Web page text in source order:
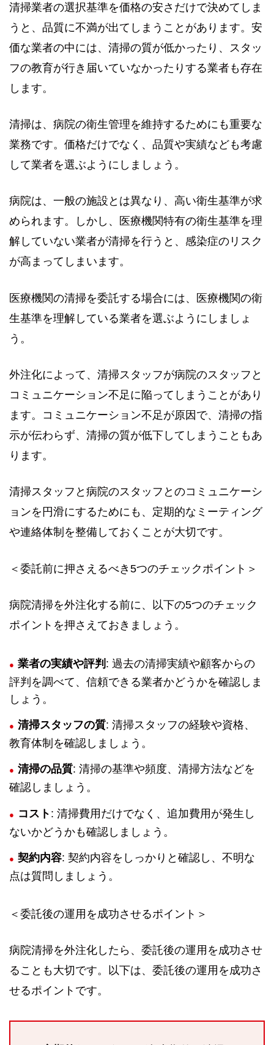
清掃業者の選択基準を価格の安さだけで決めてしま
うと、品質に不満が出てしまうことがあります。安
価な業者の中には、清掃の質が低かったり、スタッ
フの教育が行き届いていなかったりする業者も存在
します。
清掃は、病院の衛生管理を維持するためにも重要な
業務です。価格だけでなく、品質や実績なども考慮
して業者を選ぶようにしましょう。
病院は、一般の施設とは異なり、高い衛生基準が求
められます。しかし、医療機関特有の衛生基準を理
解していない業者が清掃を行うと、感染症のリスク
が高まってしまいます。
医療機関の清掃を委託する場合には、医療機関の衛
生基準を理解している業者を選ぶようにしましょ
う。
外注化によって、清掃スタッフが病院のスタッフと
コミュニケーション不足に陥ってしまうことがあり
ます。コミュニケーション不足が原因で、清掃の指
示が伝わらず、清掃の質が低下してしまうこともあ
ります。
清掃スタッフと病院のスタッフとのコミュニケーシ
ョンを円滑にするためにも、定期的なミーティング
や連絡体制を整備しておくことが大切です。
＜委託前に押さえるべき5つのチェックポイント＞
病院清掃を外注化する前に、以下の5つのチェック
ポイントを押さえておきましょう。
業者の実績や評判 : 過去の清掃実績や顧客からの
評判を調べて、信頼できる業者かどうかを確認しま
しょう。
清掃スタッフの質: 清掃スタッフの経験や資格、
教育体制を確認しましょう。
清掃の品質: 清掃の基準や頻度、清掃方法などを
確認しましょう。
コスト : 清掃費用だけでなく、追加費用が発生し
ないかどうかも確認しましょう。
契約内容: 契約内容をしっかりと確認し、不明な
点は質問しましょう。
＜委託後の運用を成功させるポイント＞
病院清掃を外注化したら、委託後の運用を成功させ
ることも大切です。以下は、委託後の運用を成功さ
せるポイントです。